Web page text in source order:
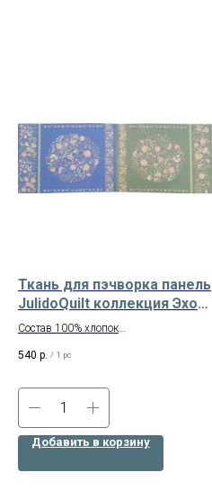
Ткань для пэчворка панель
JulidoQuilt коллекция Эхо
леса Арт. 4102
Состав 100% хлопок
купонов)
540 р. / 1 pc
Добавить в корзину